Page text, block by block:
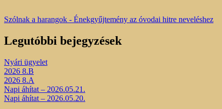
Szólnak a harangok - Énekgyűjtemény az óvodai hitre neveléshez
Legutóbbi bejegyzések
Nyári ügyelet
2026 8.B
2026 8.A
Napi áhítat – 2026.05.21.
Napi áhítat – 2026.05.20.